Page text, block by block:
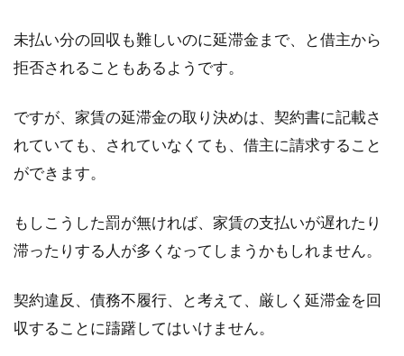
の中止・解約は忘れずに
とされ続け...
窓をきれいにしたい！簡単にできる
ルーバー窓の掃除方法
未払い分の回収も難しいのに延滞金まで、と借主から
拒否されることもあるようです。
ですが、家賃の延滞金の取り決めは、契約書に記載さ
れていても、されていなくても、借主に請求すること
ができます。
もしこうした罰が無ければ、家賃の支払いが遅れたり
滞ったりする人が多くなってしまうかもしれません。
契約違反、債務不履行、と考えて、厳しく延滞金を回
収することに躊躇してはいけません。